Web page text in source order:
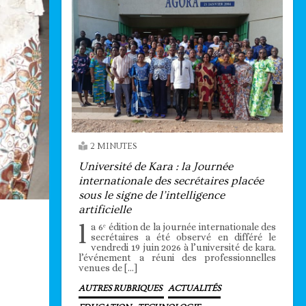
2 MINUTES
Université de Kara : la Journée
internationale des secrétaires placée
sous le signe de l’intelligence
artificielle
l a 6ᵉ édition de la journée internationale des
secrétaires a été observé en différé le
vendredi 19 juin 2026 à l’université de kara.
l’événement a réuni des professionnelles
venues de […]
AUTRES RUBRIQUES ACTUALITÉS